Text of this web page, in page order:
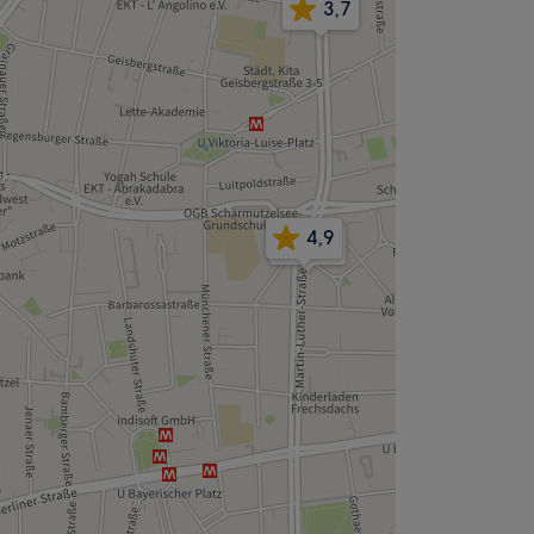
4,9
4,9
3,7